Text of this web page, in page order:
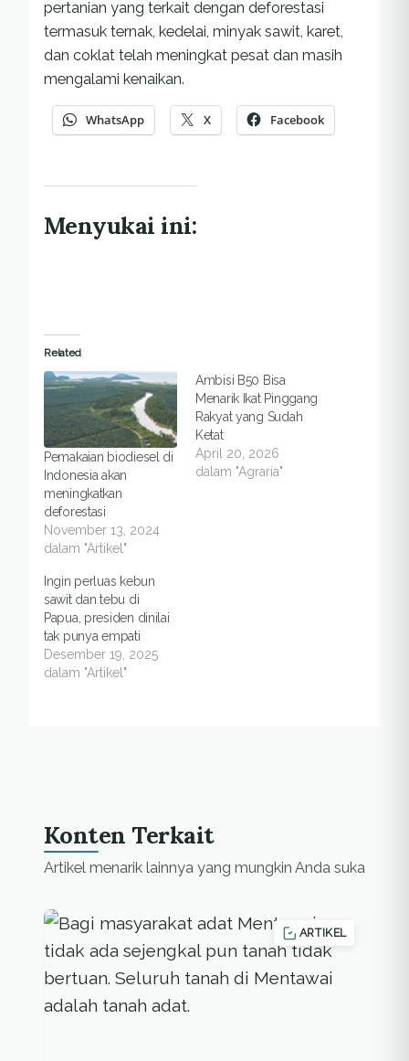
pertanian yang terkait dengan deforestasi
termasuk ternak, kedelai, minyak sawit, karet,
dan coklat telah meningkat pesat dan masih
mengalami kenaikan.
WhatsApp X Facebook
Menyukai ini:
Related
Pemakaian biodiesel di
Indonesia akan
meningkatkan
deforestasi
November 13, 2024
dalam "Artikel"
Ambisi B50 Bisa
Menarik Ikat Pinggang
Rakyat yang Sudah
Ketat
April 20, 2026
dalam "Agraria"
Ingin perluas kebun
sawit dan tebu di
Papua, presiden dinilai
tak punya empati
Desember 19, 2025
dalam "Artikel"
Konten Terkait
Artikel menarik lainnya yang mungkin Anda suka
ARTIKEL